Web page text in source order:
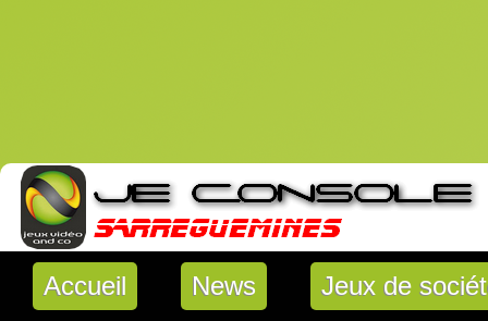
Accueil News Jeux de